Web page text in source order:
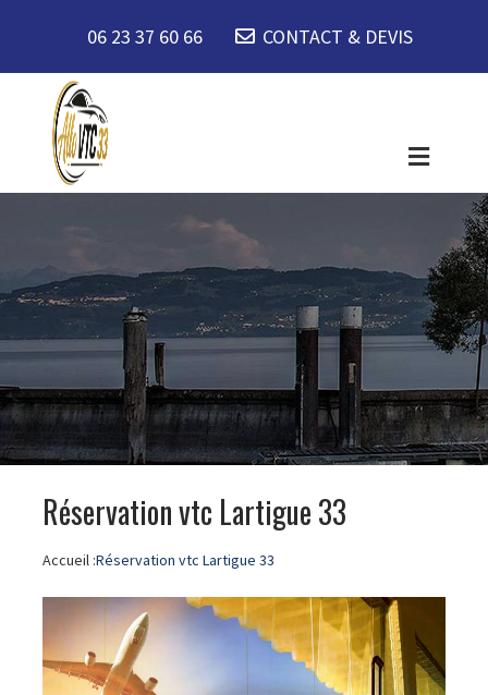
06 23 37 60 66 CONTACT & DEVIS
Réservation vtc Lartigue 33
Accueil :Réservation vtc Lartigue 33